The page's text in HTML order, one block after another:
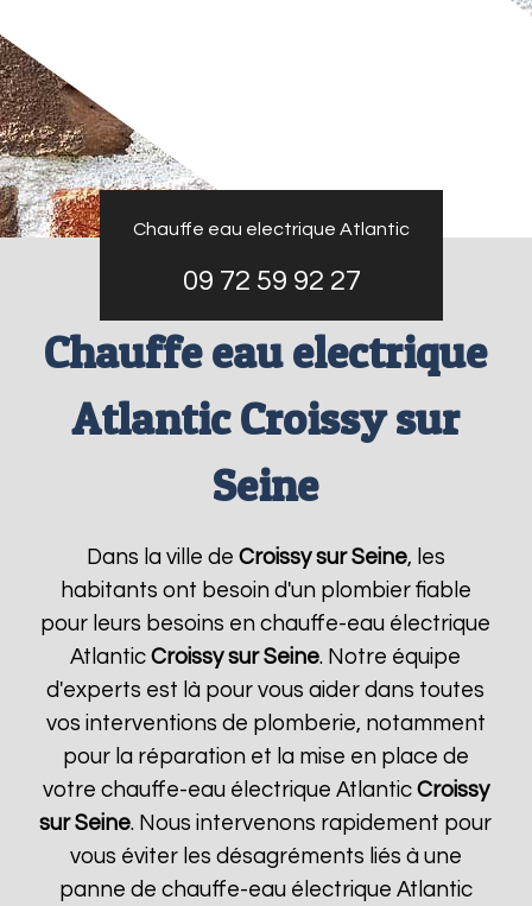
Chauffe eau electrique Atlantic
09 72 59 92 27
Chauffe eau electrique
Atlantic Croissy sur
Seine
Dans la ville de Croissy sur Seine, les
habitants ont besoin d'un plombier fiable
pour leurs besoins en chauffe-eau électrique
AtlanticCroissy sur Seine. Notre équipe
d'experts est là pour vous aider dans toutes
vos interventions de plomberie, notamment
pour la réparation et la mise en place de
votre chauffe-eau électrique Atlantic Croissy
sur Seine. Nous intervenons rapidement pour
vous éviter les désagréments liés à une
panne de chauffe-eau électrique Atlantic